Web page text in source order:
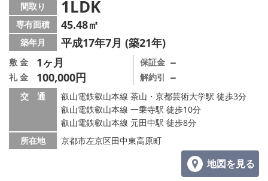
店舗情報·アクセス
会社概要
メールでお問い合わせ
間取り 1LDK
専有面積 45.48㎡
築年月 平成17年7月 (築21年)
敷 金 1ヶ月
礼 金 100,000円
保証金 －
解約引 －
交 通
叡山電鉄叡山本線 茶山・京都芸術大学駅 徒歩3分
叡山電鉄叡山本線 一乗寺駅 徒歩10分
叡山電鉄叡山本線 元田中駅 徒歩8分
所在地
京都市左京区田中東高原町
地図を見る